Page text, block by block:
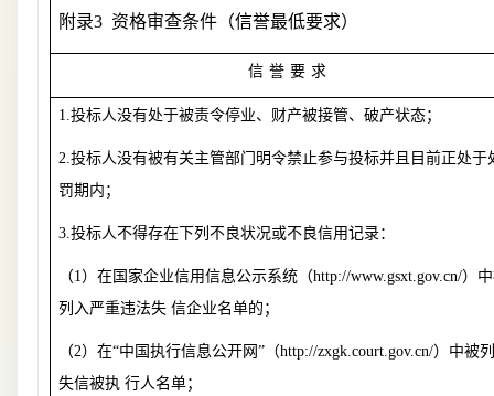
附录3 资格审查条件（信誉最低要求）
信 誉 要 求
1.投标人没有处于被责令停业、财产被接管、破产状态；
2.投标人没有被有关主管部门明令禁止参与投标并且目前正处于
罚期内；
3.投标人不得存在下列不良状况或不良信用记录：
（1）在国家企业信用信息公示系统 （http://www.gsxt.gov.cn/）
列入严重违法失 信企业名单的；
（2）在“中国执行信息公开网”（http://zxgk.court.gov.cn/）中被
失信被执 行人名单；